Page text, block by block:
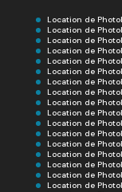
Location de
Location de
Location de
Location de
Location de
Location de
Location de
Location de
Location de
Location de
Location de
Location de
Location de
Location de
Location de
Location de
Location de